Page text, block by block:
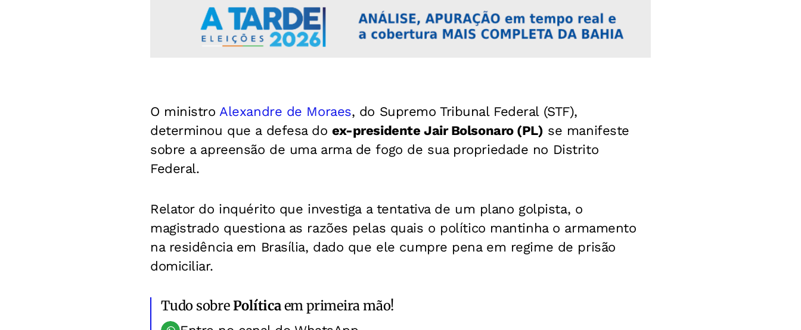
O ministroAlexandre de Moraes, do Supremo Tribunal Federal (STF),
determinou que a defesa doex-presidente Jair Bolsonaro (PL) se manifeste
sobre a apreensão de uma arma de fogo de sua propriedade no Distrito
Federal.
Relator do inquérito que investiga a tentativa de um plano golpista, o
magistrado questiona as razões pelas quais o político mantinha o armamento
na residência em Brasília, dado que ele cumpre pena em regime de prisão
domiciliar.
Tudo sobrePolíticaem primeira mão!